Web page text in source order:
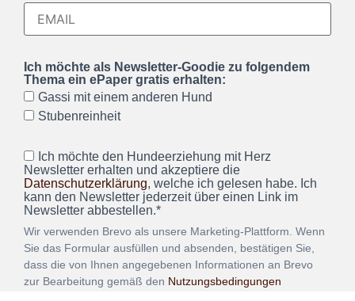
Ich möchte als Newsletter-Goodie zu folgendem
Thema ein ePaper gratis erhalten:
Gassi mit einem anderen Hund
Stubenreinheit
Ich möchte den Hundeerziehung mit Herz
Newsletter erhalten und akzeptiere die
Datenschutzerklärung, welche ich gelesen habe. Ich
kann den Newsletter jederzeit über einen Link im
Newsletter abbestellen.*
Wir verwenden Brevo als unsere Marketing-Plattform. Wenn
Sie das Formular ausfüllen und absenden, bestätigen Sie,
dass die von Ihnen angegebenen Informationen an Brevo
zur Bearbeitung gemäß den Nutzungsbedingungen